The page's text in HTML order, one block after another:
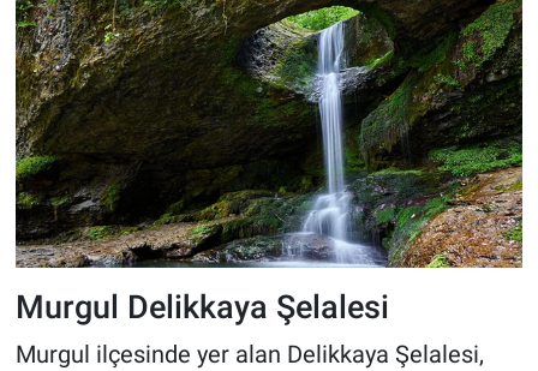
Murgul Delikkaya Şelalesi
Murgul ilçesinde yer alan Delikkaya Şelalesi,